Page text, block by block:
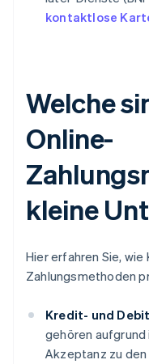
kontaktlose
Welche
Online-
kleine
Hier erfahren Sie,
Zahlungsmethoden
Kredit- und
gehören
Akzeptanz zu